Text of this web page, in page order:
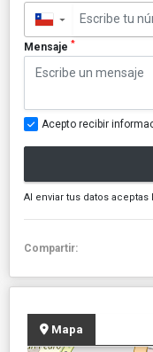
▼
Mensaje *
Acepto recibir
Al enviar tus datos aceptas
Compartir:
Mapa